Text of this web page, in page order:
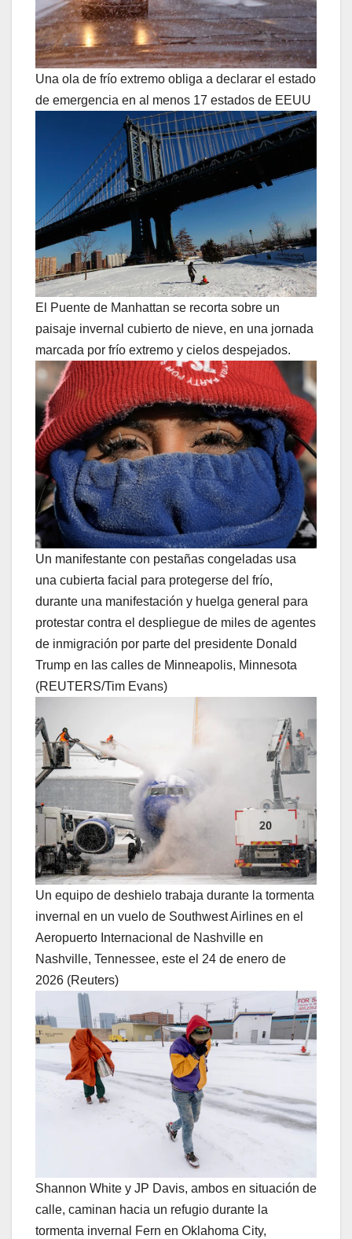
Una ola de frío extremo obliga a declarar el estado
de emergencia en al menos 17 estados de EEUU
El Puente de Manhattan se recorta sobre un
paisaje invernal cubierto de nieve, en una jornada
marcada por frío extremo y cielos despejados.
Un manifestante con pestañas congeladas usa
una cubierta facial para protegerse del frío,
durante una manifestación y huelga general para
protestar contra el despliegue de miles de agentes
de inmigración por parte del presidente Donald
Trump en las calles de Minneapolis, Minnesota
(REUTERS/Tim Evans)
Un equipo de deshielo trabaja durante la tormenta
invernal en un vuelo de Southwest Airlines en el
Aeropuerto Internacional de Nashville en
Nashville, Tennessee, este el 24 de enero de
2026 (Reuters)
Shannon White y JP Davis, ambos en situación de
calle, caminan hacia un refugio durante la
tormenta invernal Fern en Oklahoma City,